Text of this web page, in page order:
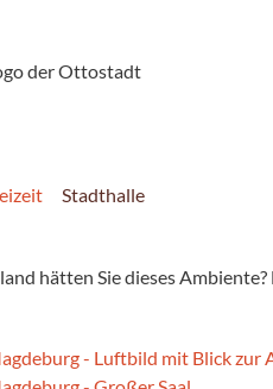
Stadthalle
hätten Sie dieses